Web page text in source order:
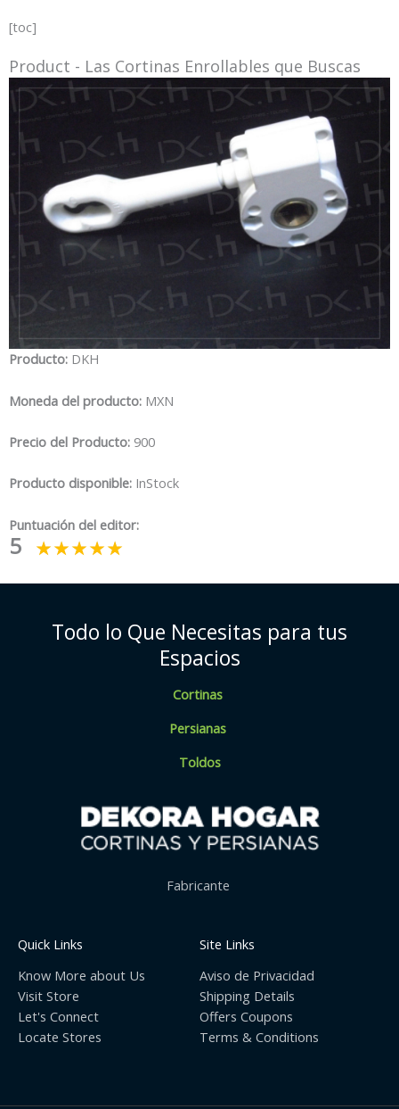
[toc]
Product - Las Cortinas Enrollables que Buscas
Producto: DKH
Moneda del producto: MXN
Precio del Producto: 900
Producto disponible: InStock
Puntuación del editor:
5
Todo lo Que Necesitas para tus
Espacios
Cortinas
Persianas
Toldos
Fabricante
Quick Links
Know More about Us
Visit Store
Let's Connect
Locate Stores
Site Links
Aviso de Privacidad
Shipping Details
Offers Coupons
Terms & Conditions